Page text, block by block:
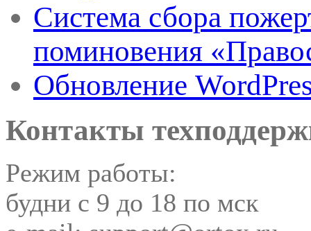
Система сбора
поминовения
Обновление
Контакты
Режим работы:
будни с 9 до 18 по мск